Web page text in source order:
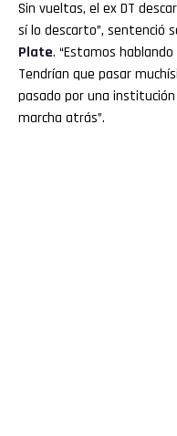
Sin vueltas, el ex DT
sí lo descarto”, sentenció
Plate. “Estamos
Tendrían que pasar
pasado por una
marcha atrás”.